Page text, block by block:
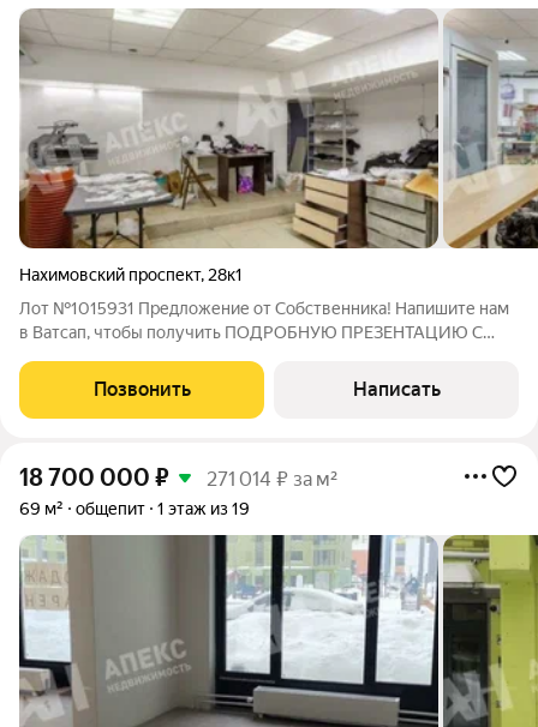
Нахимовский проспект, 28к1
Лот №1015931 Предложение от Собственника! Напишите нам
в Ватсап, чтобы получить ПОДРОБНУЮ ПРЕЗЕНТАЦИЮ С
премиальный актив с готовым арендным потоком. Уникальное
помещение на первой линии Нахимовского проспекта в
Позвонить Написать
18 700 000 ₽ 271 014 ₽ за м²
69 м² общепит 1 этаж из 19